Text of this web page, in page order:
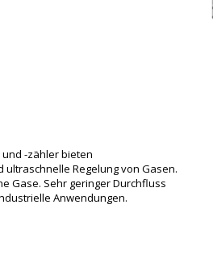
-zähler bieten
ultraschnelle Regelung von Gasen.
Gase. Sehr geringer Durchfluss
Anwendungen.